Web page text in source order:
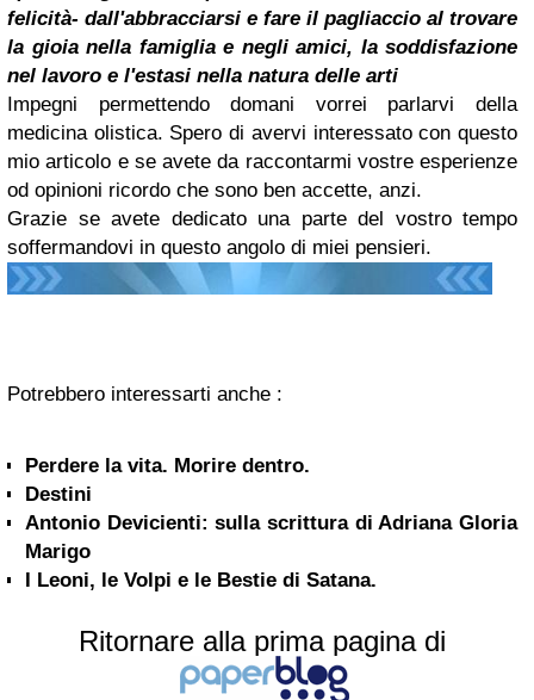
felicità- dall'abbracciarsi e fare il pagliaccio al trovare
la gioia nella famiglia e negli amici, la soddisfazione
nel lavoro e l'estasi nella natura delle arti
Impegni permettendo domani vorrei parlarvi della
medicina olistica. Spero di avervi interessato con questo
mio articolo e se avete da raccontarmi vostre esperienze
od opinioni ricordo che sono ben accette, anzi.
Grazie se avete dedicato una parte del vostro tempo
soffermandovi in questo angolo di miei pensieri.
Potrebbero interessarti anche :
Perdere la vita. Morire dentro.
Destini
Antonio Devicienti: sulla scrittura di Adriana Gloria
Marigo
I Leoni, le Volpi e le Bestie di Satana.
Ritornare alla prima pagina di